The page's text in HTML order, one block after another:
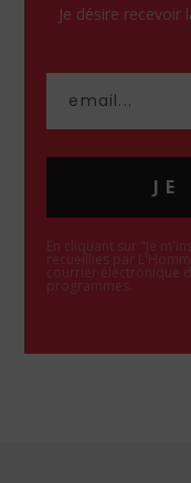
Je désire
En cliquant sur "Je
recueillies par
courrier électronique
programmes.